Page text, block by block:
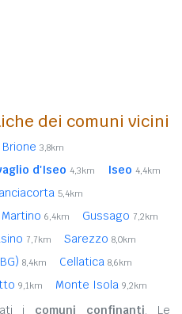
dei comuni vicini
Brione 3,8km
d'Iseo 4,3km Iseo 4,4km
5,4km
6,4km Gussago 7,2km
7,7km Sarezzo 8,0km
8,4km Cellatica 8,6km
9,1km Monte Isola 9,2km
i comuni confinanti. Le